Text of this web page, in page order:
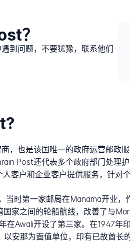
？
到问题，不要犹豫，联系他们
，也是该国唯一的政府运营邮政
Post还代表多个政府部门处理
客户和企业客户提供服务，针对
当时第一家邮局在Manama开业
国家之间的轮船航线，改善了与
在Awali开设了第三家。在1947年
安那为面值单位，印有已故酋长的